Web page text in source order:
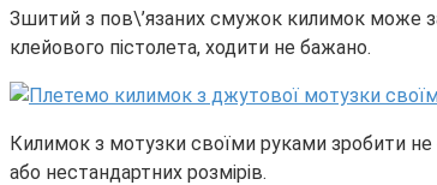
Зшитий з пов\’язаних смужок килимок може
клейового пістолета, ходити не бажано.
Килимок з мотузки своїми руками зробити не
або нестандартних розмірів.